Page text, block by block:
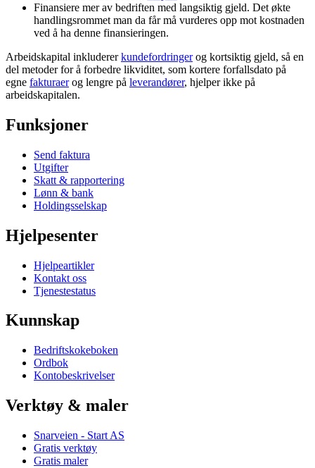
Finansiere mer av bedriften med langsiktig gjeld. Det økte
handlingsrommet man da får må vurderes opp mot kostnaden
ved å ha denne finansieringen.
Arbeidskapital inkludererkundefordringerog kortsiktig gjeld, så en
del metoder for å forbedre likviditet, som kortere forfallsdato på
egne fakturaerog lengre på leverandører, hjelper ikke på
arbeidskapitalen.
Funksjoner
Send faktura
Utgifter
Skatt & rapportering
Lønn & bank
Holdingsselskap
Hjelpesenter
Hjelpeartikler
Kontakt oss
Tjenestestatus
Kunnskap
Bedriftskokeboken
Ordbok
Kontobeskrivelser
Verktøy & maler
Snarveien - Start AS
Gratis verktøy
Gratis maler